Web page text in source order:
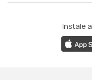
Instale